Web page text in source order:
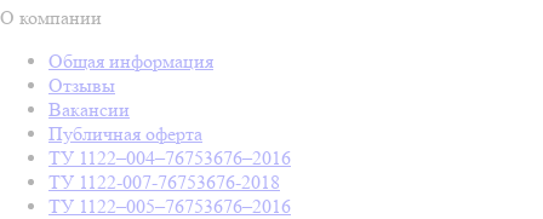
О компании
Общая информация
Отзывы
Вакансии
Публичная оферта
ТУ 1122–004–76753676–2016
ТУ 1122-007-76753676-2018
ТУ 1122–005–76753676–2016